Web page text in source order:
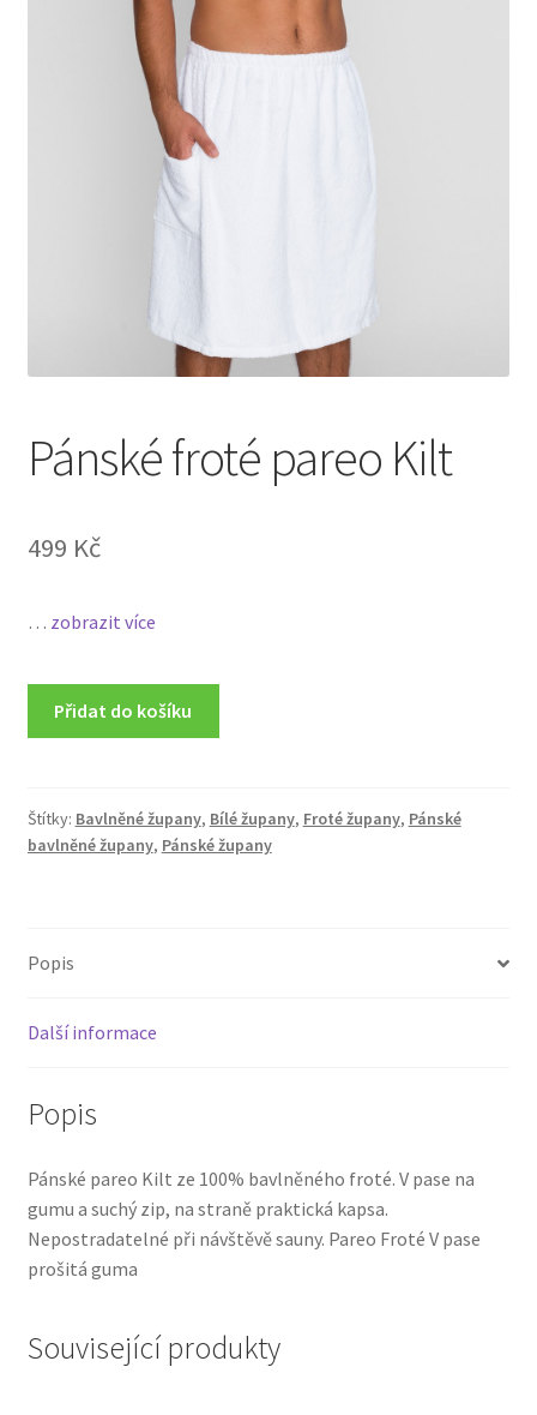
Pánské froté pareo Kilt
499 Kč
… zobrazit více
Přidat do košíku
Štítky: Bavlněné župany, Bílé župany, Froté župany, Pánské
bavlněné župany, Pánské župany
Popis
Další informace
Popis
Pánské pareo Kilt ze 100% bavlněného froté. V pase na
gumu a suchý zip, na straně praktická kapsa.
Nepostradatelné při návštěvě sauny. Pareo Froté V pase
prošitá guma
Související produkty